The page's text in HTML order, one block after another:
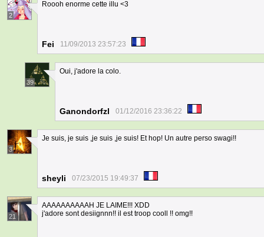
2
Roooh enorme cette illu <3
Fei 11/09/2013 23:57:23
39
Oui, j'adore la colo.
Ganondorfzl 01/12/2016 23:36:22
3
Je suis, je suis ,je suis ,je suis! Et hop! Un autre perso swagi!!
sheyli 07/23/2015 19:49:37
21
AAAAAAAAAAH JE LAIME!!! XDD
j'adore sont desiignnn!! il est troop cooll !! omg!!